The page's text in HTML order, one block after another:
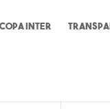
Copa Inter